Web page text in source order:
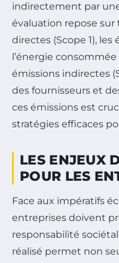
indirectement par
évaluation repose sur
directes (Scope 1),
l’énergie
émissions indirectes
des fournisseurs et
ces émissions est
stratégies efficaces
LES ENJEUX
POUR LES
Face aux impératifs
entreprises doivent
responsabilité
réalisé permet non